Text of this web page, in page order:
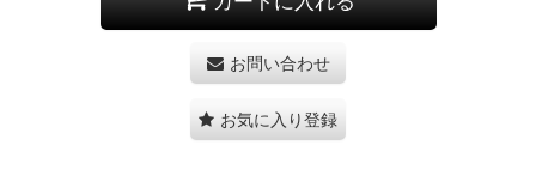
お問い合わせ
お気に入り登録